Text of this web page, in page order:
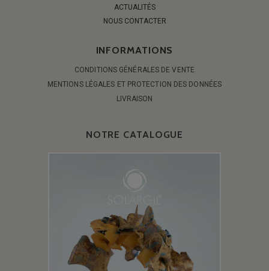
ACTUALITÉS
NOUS CONTACTER
INFORMATIONS
CONDITIONS GÉNÉRALES DE VENTE
MENTIONS LÉGALES ET PROTECTION DES DONNÉES
LIVRAISON
NOTRE CATALOGUE